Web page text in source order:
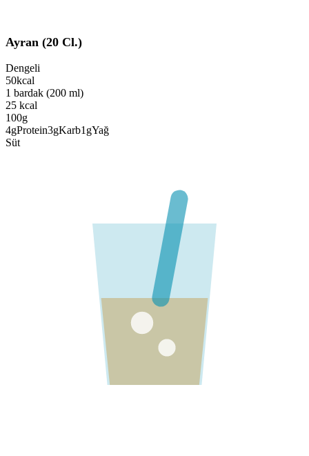
Ayran (20 Cl.)
Dengeli
50kcal
1 bardak (200 ml)
25 kcal
100g
4gProtein3gKarb1 gYağ
Süt